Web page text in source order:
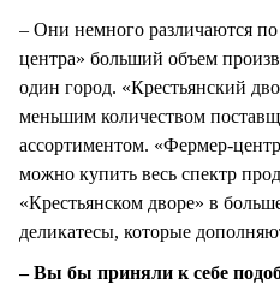
– Они немного различаются
центра» больший объем
один город. «Крестьянский
меньшим количеством
ассортиментом. «Фермер-
можно купить весь спектр
«Крестьянском дворе» в
деликатесы, которые
– Вы бы приняли к себе